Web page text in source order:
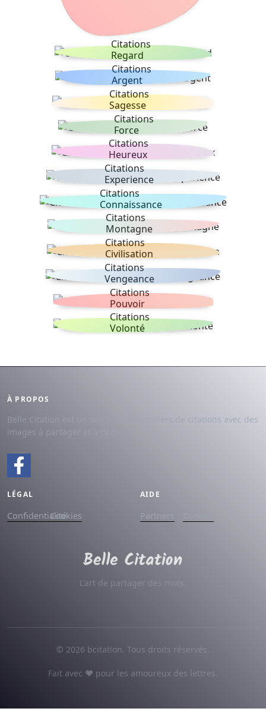
Citations
Regard
Citations
Argent
Citations
Sagesse
Citations
Force
Citations
Heureux
Citations
Experience
Citations
Connaissance
Citations
Montagne
Citations
Civilisation
Citations
Vengeance
Citations
Pouvoir
Citations
Volonté
À PROPOS
Belle Citation est un site avec des milliers de citations avec des
images à partager et à dédier.
LÉGAL
ConfidentialitéCookies
AIDE
Partners
L'art de partager des mots.
© 2026 bcitation. Tous droits réservés.
Fait avec ♥ pour les amoureux des lettres.